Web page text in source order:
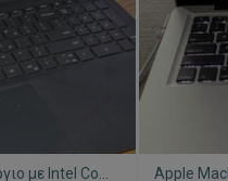
με Intel Core
Apple